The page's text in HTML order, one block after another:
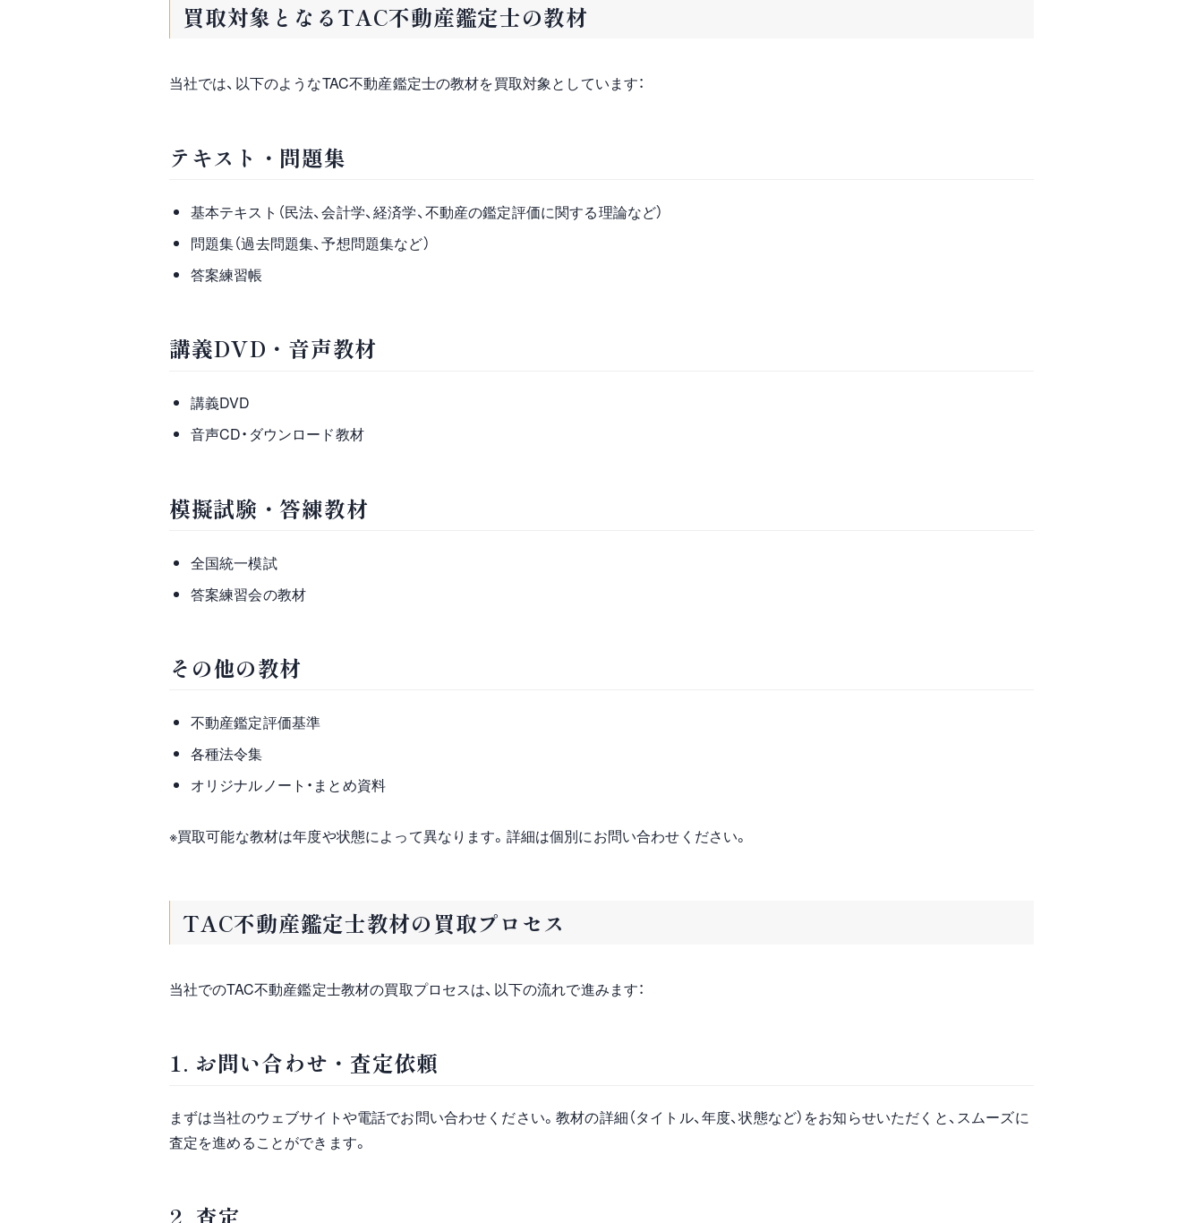
買取対象となるTAC不動産鑑定士の教材
当社では、以下のようなTAC不動産鑑定士の教材を買取対象としています：
テキスト・問題集
基本テキスト（民法、会計学、経済学、不動産の鑑定評価に関する理論など）
問題集（過去問題集、予想問題集など）
答案練習帳
講義DVD・音声教材
講義DVD
音声CD・ダウンロード教材
模擬試験・答練教材
全国統一模試
答案練習会の教材
その他の教材
不動産鑑定評価基準
各種法令集
オリジナルノート・まとめ資料
※買取可能な教材は年度や状態によって異なります。詳細は個別にお問い合わせください。
TAC不動産鑑定士教材の買取プロセス
当社でのTAC不動産鑑定士教材の買取プロセスは、以下の流れで進みます：
1. お問い合わせ・査定依頼
まずは当社のウェブサイトや電話でお問い合わせください。教材の詳細（タイトル、年度、状態など）をお知らせいただくと、スムーズに
査定を進めることができます。
2. 査定